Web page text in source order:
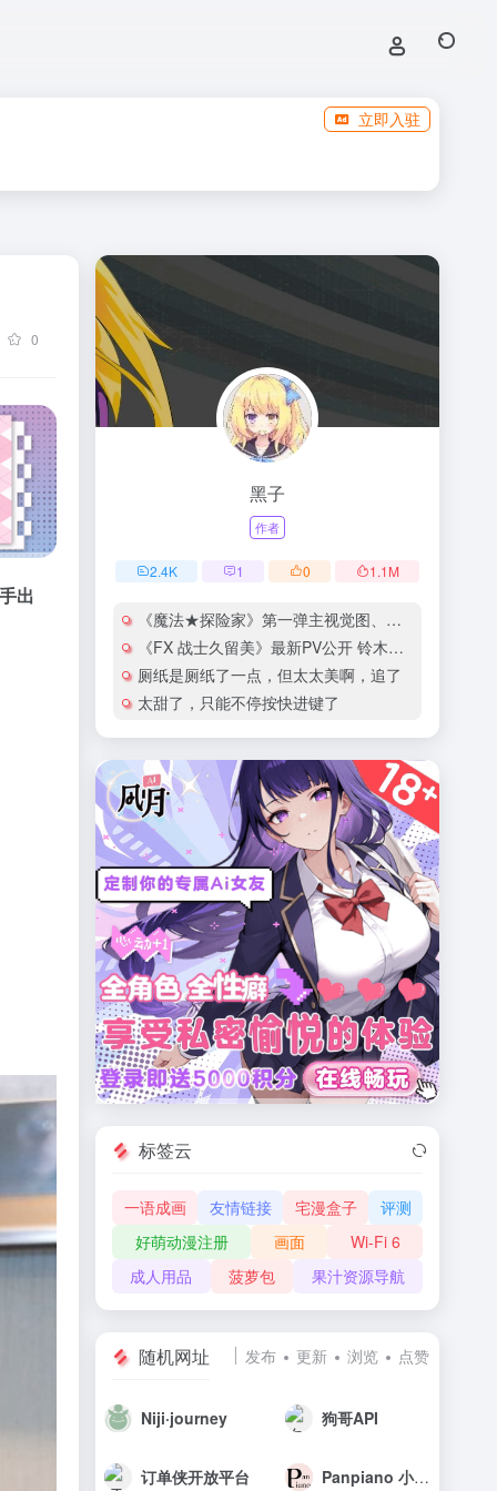
立即入驻
0
出
黑子
作者
2.4K 1 0 1.1M
《魔法★探险家》第一弹主视觉图、正式PV公开
《FX 战士久留美》最新PV公开 铃木爱奈献唱片尾曲
厕纸是厕纸了一点，但太太美啊，追了
太甜了，只能不停按快进键了
标签云
一语成画 友情链接 宅漫盒子
评测
好萌动漫注册
画面
Wi-Fi 6
成人用品
菠萝包 果汁资源导航
随机网址 发布 更新 浏览 点赞
Niji·journey 狗哥API
订单侠开放平台 Panpiano 小P的音樂工房